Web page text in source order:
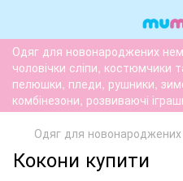
Одяг для новонароджених
чоловічки сліпи, костюмчики
пелюшки, пледи, рушники,
комбінезони, розвиваючі
Одяг для
Кокони купити